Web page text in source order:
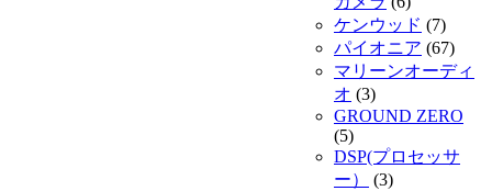
ケンウッド (7)
パイオニア (67)
マリーンオーディ
オ (3)
GROUND ZERO
(5)
DSP(プロセッサ
ー）
(3)